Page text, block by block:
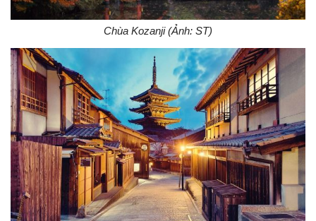
Chùa Kozanji (Ảnh: ST)